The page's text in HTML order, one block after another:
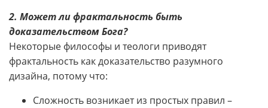
2. Может ли фрактальность быть
доказательством Бога?
Некоторые философы и теологи приводят
фрактальность как доказательство разумного
дизайна, потому что:
Сложность возникает из простых правил –